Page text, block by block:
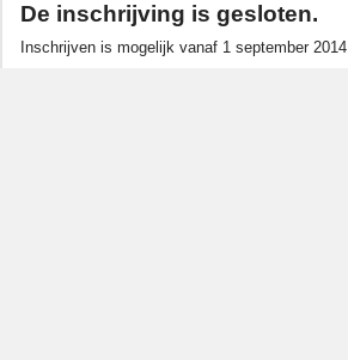
De inschrijving is gesloten.
Inschrijven is mogelijk vanaf 1 september 2014.